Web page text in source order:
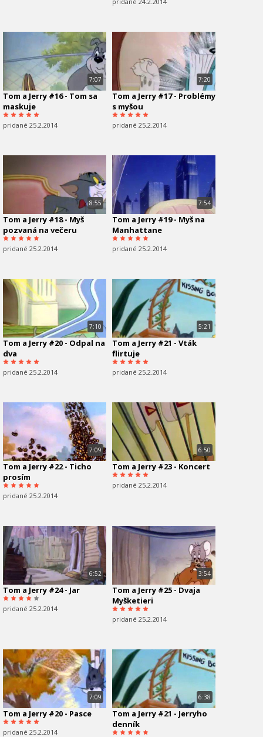
7:07
Tom a Jerry #16 - Tom sa
maskuje
pridané 25.2.2014
7:20
Tom a Jerry #17 - Problémy
s myšou
pridané 25.2.2014
8:55
Tom a Jerry #18 - Myš
pozvaná na večeru
pridané 25.2.2014
7:54
Tom a Jerry #19 - Myš na
Manhattane
pridané 25.2.2014
7:10
Tom a Jerry #20 - Odpal na
dva
pridané 25.2.2014
5:21
Tom a Jerry #21 - Vták
flirtuje
pridané 25.2.2014
7:09
Tom a Jerry #22 - Ticho
prosím
pridané 25.2.2014
6:50
Tom a Jerry #23 - Koncert
pridané 25.2.2014
6:52
Tom a Jerry #24 - Jar
pridané 25.2.2014
3:54
Tom a Jerry #25 - Dvaja
Myšketieri
pridané 25.2.2014
7:09
Tom a Jerry #20 - Pasce
pridané 25.2.2014
6:38
Tom a Jerry #21 - Jerryho
denník